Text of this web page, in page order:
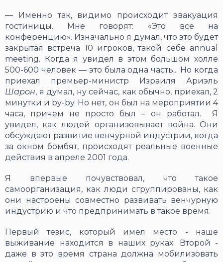
― Именно так, видимо происходит эвакуация
гостиницы. Мне говорят: «Это все на
конференцию». Изначально я думал, что это будет
закрытая встреча 10 игроков, такой себе annual
meeting. Когда я увидел в этом большом холле
500-600 человек ― это была одна часть... Но когда
приехал премьер-министр Израиля Ариэль
Шарон, я думал, ну сейчас, как обычно, приехал, 2
минутки и by-by. Но нет, он был на мероприятии 4
часа, причем не просто был – он работал. Я
увидел, как людей организовывает война. Они
обсуждают развитие венчурной индустрии, когда
за окном бомбят, происходят реальные военные
действия в апреле 2001 года.
Я впервые почувствовал, что такое
самоорганизация, как люди сгруппированы, как
они настроены совместно развивать венчурную
индустрию и что предпринимать в такое время.
Первый тезис, который имел место - наше
выживание находится в наших руках. Второй -
даже в это время страна должна мобилизовать